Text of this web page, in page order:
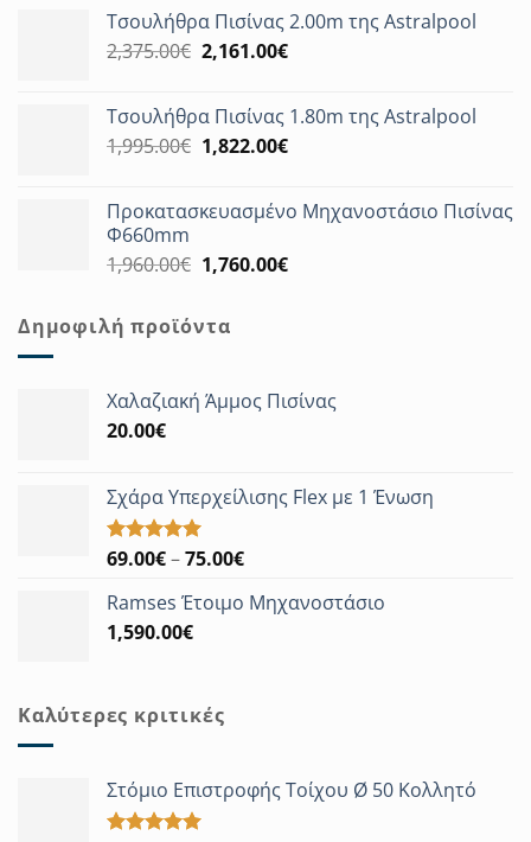
was:
3,180.00€.
τιμή
είναι:
Τσουλήθρα Πισίνας 2.00m της Astralpool
2,375.00€ Original
2,375.00€.
2,161.00€Η
είναι:
2,161.00€.
Τσουλήθρα Πισίνας 1.80m της Astralpool
1,995.00€ Original
1,995.00€.
1,822.00€Η
είναι:
Προκατασκευασμένο Μηχανοστάσιο Πισίνας
Φ660mm
1,960.00€ Original
1,960.00€.
1,760.00€Η
Δημοφιλή προϊόντα
Χαλαζιακή Άμμος Πισίνας
20.00€
Σχάρα Υπερχείλισης Flex με 1 Ένωση
Βαθμολογήθηκε
από 5
69.00€–75.00€Price
69.00€
Ramses Έτοιμο Μηχανοστάσιο
1,590.00€
Καλύτερες κριτικές
Στόμιο Επιστροφής Τοίχου Ø 50 Κολλητό